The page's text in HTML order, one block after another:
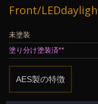
Front/
未塗装
塗り分け塗装済**
AES製の特徴